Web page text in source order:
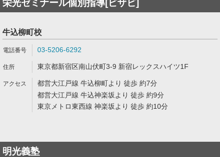
栄光ゼミナール個別指導[ビザビ]
牛込柳町校
03-5206-6292
東京都新宿区南山伏町3-9 新宿レックスハイツ1F
都営大江戸線 牛込柳町より 徒歩 約7分
都営大江戸線 牛込神楽坂より 徒歩 約9分
東京メトロ東西線 神楽坂より 徒歩 約10分
明光義塾